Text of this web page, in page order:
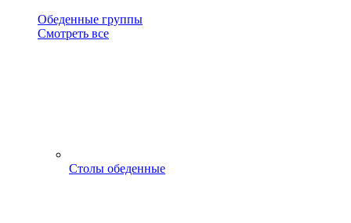
Обеденные группы
Смотреть все
Столы обеденные